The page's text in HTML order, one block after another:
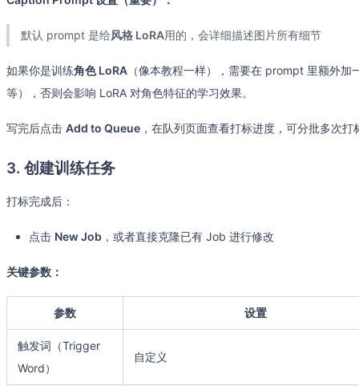
默认 prompt 是给风格 LoRA用的，会详细描述图片所有细节
如果你是训练角色 LoRA （像本教程一样），需要在 prompt 里额外加
等），否则会影响 LoRA 对角色特征的学习效果。
写完后点击 Add to Queue ，在队列页面查看打标进度，可分批多次打
3. 创建训练任务
打标完成后：
点击 New Job ，或者直接克隆已有 Job 进行修改
关键参数：
参数 设置
触发词（Trigger
Word）
自定义